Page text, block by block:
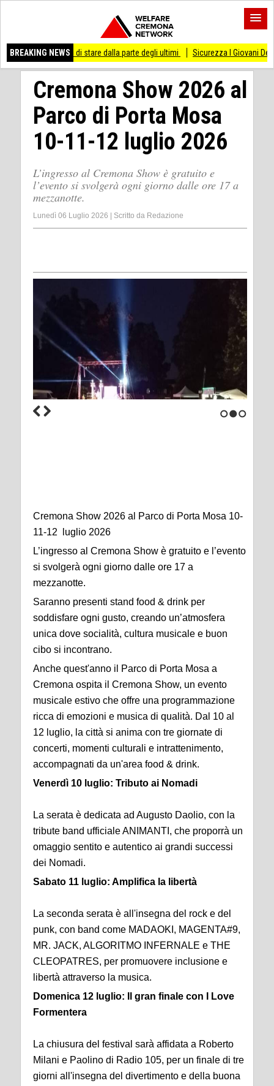
BREAKING NEWS
di stare dalla parte degli ultimi Sicurezza I Giovani Democratici
Cremona Show 2026 al
Parco di Porta Mosa
10-11-12 luglio 2026
L’ingresso al Cremona Show è gratuito e
l’evento si svolgerà ogni giorno dalle ore 17 a
mezzanotte.
Lunedì 06 Luglio 2026 Scritto da Redazione
Cremona Show 2026 al Parco di Porta Mosa 10-
11-12 luglio 2026
L’ingresso al Cremona Show è gratuito e l’evento
si svolgerà ogni giorno dalle ore 17 a
mezzanotte.
Saranno presenti stand food & drink per
soddisfare ogni gusto, creando un’atmosfera
unica dove socialità, cultura musicale e buon
cibo si incontrano.
Anche quest'anno il Parco di Porta Mosa a
Cremona ospita il Cremona Show, un evento
musicale estivo che offre una programmazione
ricca di emozioni e musica di qualità. Dal 10 al
12 luglio, la città si anima con tre giornate di
concerti, momenti culturali e intrattenimento,
accompagnati da un'area food & drink.
Venerdì 10 luglio: Tributo ai Nomadi
La serata è dedicata ad Augusto Daolio, con la
tribute band ufficiale ANIMANTI, che proporrà un
omaggio sentito e autentico ai grandi successi
dei Nomadi.
Sabato 11 luglio: Amplifica la libertà
La seconda serata è all'insegna del rock e del
punk, con band come MADAOKI, MAGENTA#9,
MR. JACK, ALGORITMO INFERNALE e THE
CLEOPATRES, per promuovere inclusione e
libertà attraverso la musica.
Domenica 12 luglio: Il gran finale con I Love
Formentera
La chiusura del festival sarà affidata a Roberto
Milani e Paolino di Radio 105, per un finale di tre
giorni all'insegna del divertimento e della buona